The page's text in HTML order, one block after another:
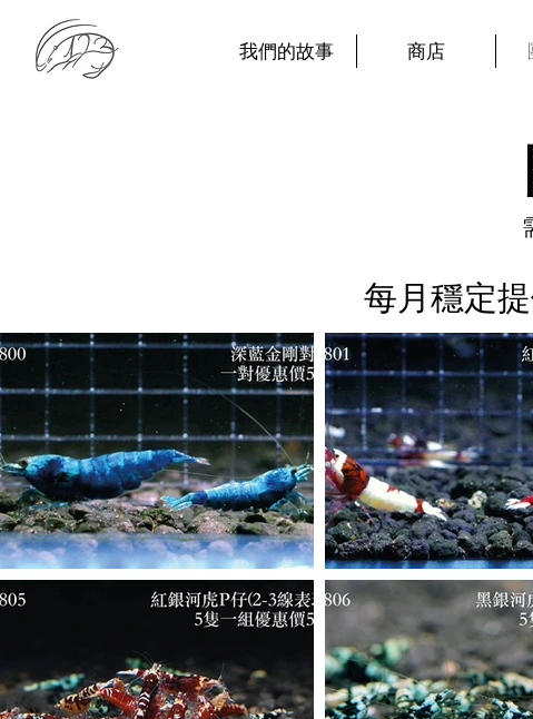
我們的故事 商店
每月穩定